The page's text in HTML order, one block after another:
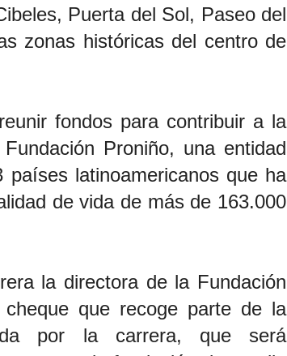
Puerta del Sol, Paseo del
zonas históricas del centro de
fondos para contribuir a la
Proniño, una entidad
países latinoamericanos que ha
de vida de más de 163.000
la directora de la Fundación
cheque que recoge parte de la
por la carrera, que será